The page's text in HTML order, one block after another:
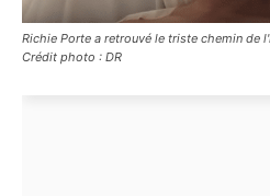
Richie Porte a retrouvé le triste chemin de
Crédit photo : DR